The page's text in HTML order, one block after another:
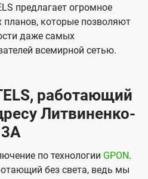
предлагает огромное
которые позволяют
даже самых
всемирной сетью.
работающий
Литвиненко-
3А
по технологии GPON.
без света, ведь мы